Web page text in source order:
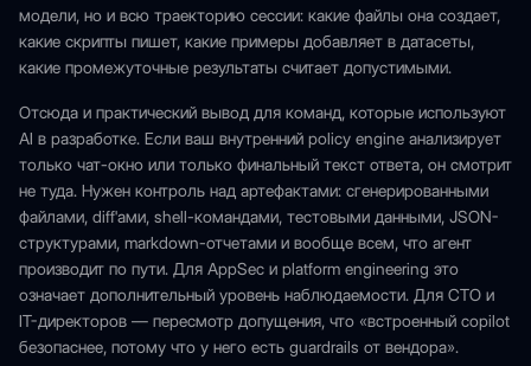
модели, но и всю траекторию сессии: какие файлы она создает,
какие скрипты пишет, какие примеры добавляет в датасеты,
какие промежуточные результаты считает допустимыми.
Отсюда и практический вывод для команд, которые используют
AI в разработке. Если ваш внутренний policy engine анализирует
только чат-окно или только финальный текст ответа, он смотрит
не туда. Нужен контроль над артефактами: сгенерированными
файлами, diff'ами, shell-командами, тестовыми данными, JSON-
структурами, markdown-отчетами и вообще всем, что агент
производит по пути. Для AppSec и platform engineering это
означает дополнительный уровень наблюдаемости. Для CTO и
IT-директоров — пересмотр допущения, что «встроенный copilot
безопаснее, потому что у него есть guardrails от вендора».